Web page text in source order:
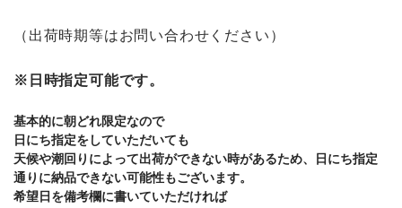
（出荷時期等はお問い合わせください）
※日時指定可能です。
基本的に朝どれ限定なので
日にち指定をしていただいても
天候や潮回りによって出荷ができない時があるため、日にち指定
通りに納品できない可能性もございます。
希望日を備考欄に書いていただければ